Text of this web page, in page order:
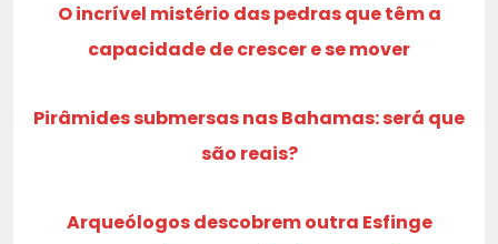
O incrível mistério das pedras que têm a
capacidade de crescer e se mover
Pirâmides submersas nas Bahamas: será que
são reais?
Arqueólogos descobrem outra Esfinge